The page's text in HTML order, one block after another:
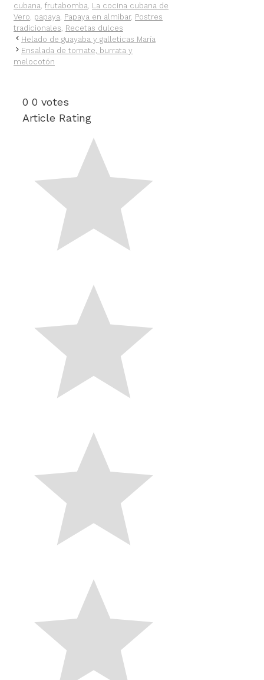
cubana frutabomba La cocina cubana de
Vero papaya Papaya en almibar, Postres
tradicionales Recetas dulces
Helado de guayaba y galleticas María
Ensalada de tomate, burrata y
melocotón
0 0 votes
Article Rating